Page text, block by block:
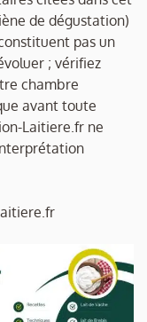
de dégustation)
pas un
; vérifiez
chambre
avant toute
Laitiere.fr ne